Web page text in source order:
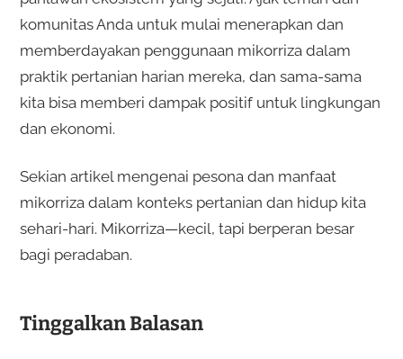
komunitas Anda untuk mulai menerapkan dan
memberdayakan penggunaan mikorriza dalam
praktik pertanian harian mereka, dan sama-sama
kita bisa memberi dampak positif untuk lingkungan
dan ekonomi.
Sekian artikel mengenai pesona dan manfaat
mikorriza dalam konteks pertanian dan hidup kita
sehari-hari. Mikorriza—kecil, tapi berperan besar
bagi peradaban.
Tinggalkan Balasan